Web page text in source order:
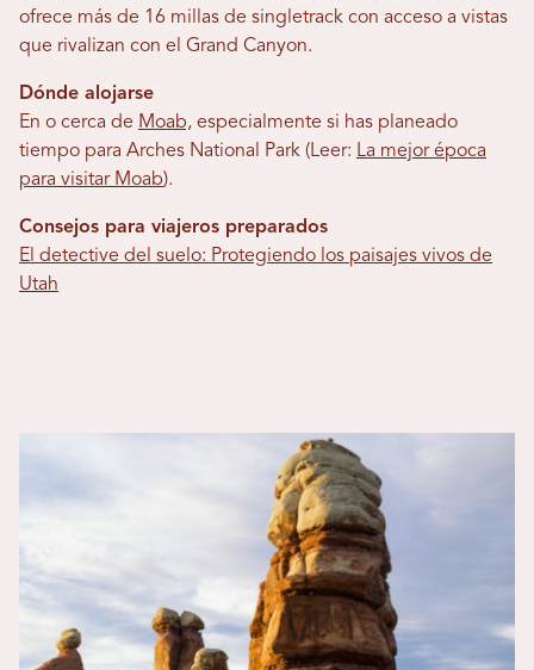
ofrece más de 16 millas de singletrack con acceso a vistas
que rivalizan con el Grand Canyon.
Dónde alojarse
En o cerca de Moab, especialmente si has planeado
tiempo para Arches National Park (Leer: La mejor época
para visitar Moab).
Consejos para viajeros preparados
El detective del suelo: Protegiendo los paisajes vivos de
Utah